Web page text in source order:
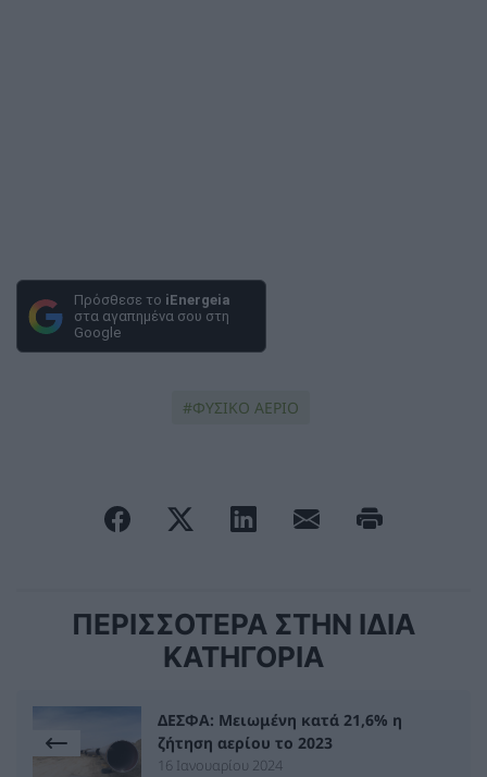
Πρόσθεσε το iEnergeia
στα αγαπημένα σου στη
Google
ΦΥΣΙΚΟ ΑΕΡΙΟ
ΠΕΡΙΣΣΟΤΕΡΑ ΣΤΗΝ ΙΔΙΑ
ΚΑΤΗΓΟΡΙΑ
ΔΕΣΦΑ: Μειωμένη κατά 21,6% η
ζήτηση αερίου το 2023
16 Ιανουαρίου 2024